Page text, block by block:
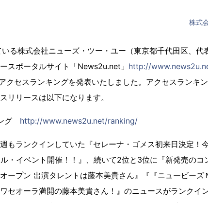
株式
る株式会社ニューズ・ツー・ユー（東京都千代田区、代
スポータルサイト「News2u.net」 http://
クセスランキングを発表いたしました。アクセスランキ
リリースは以下になります。
グ http://www.news2u.net/ranking/
もランクインしていた『セレーナ・ゴメス初来日決定！
・イベント開催！！』、続いて2位と3位に『新発売のコ
ープン 出演タレントは藤本美貴さん』『『ニュービーズ
セオーラ満開の藤本美貴さん！』のニュースがランクイ